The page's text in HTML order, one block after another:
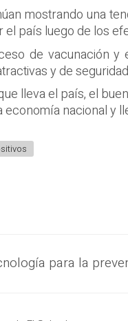
mostrando una
país luego de los
de vacunación
y de
lleva el país, el
nacional y